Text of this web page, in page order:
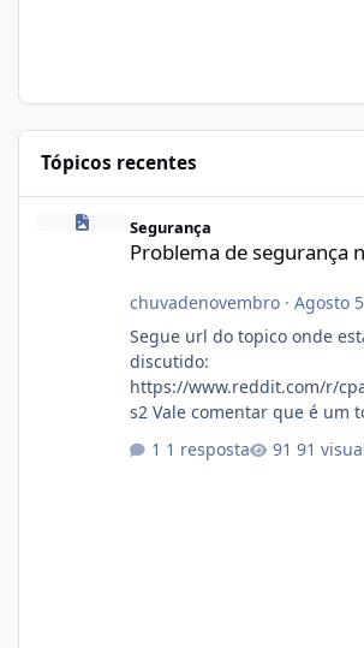
Tópicos recentes
Segurança
Problema de segurança
chuvadenovembro· Agosto
Segue url do topico onde
discutido:
https://www.reddit.com/r/
s2 Vale comentar que é um
1 resposta 91